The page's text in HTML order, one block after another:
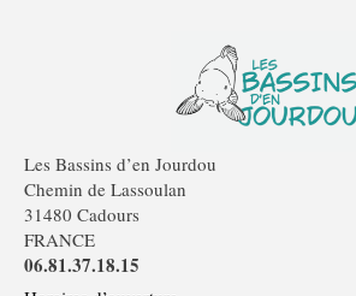
Les Bassins d’en Jourdou
Chemin de Lassoulan
31480 Cadours
FRANCE
06.81.37.18.15